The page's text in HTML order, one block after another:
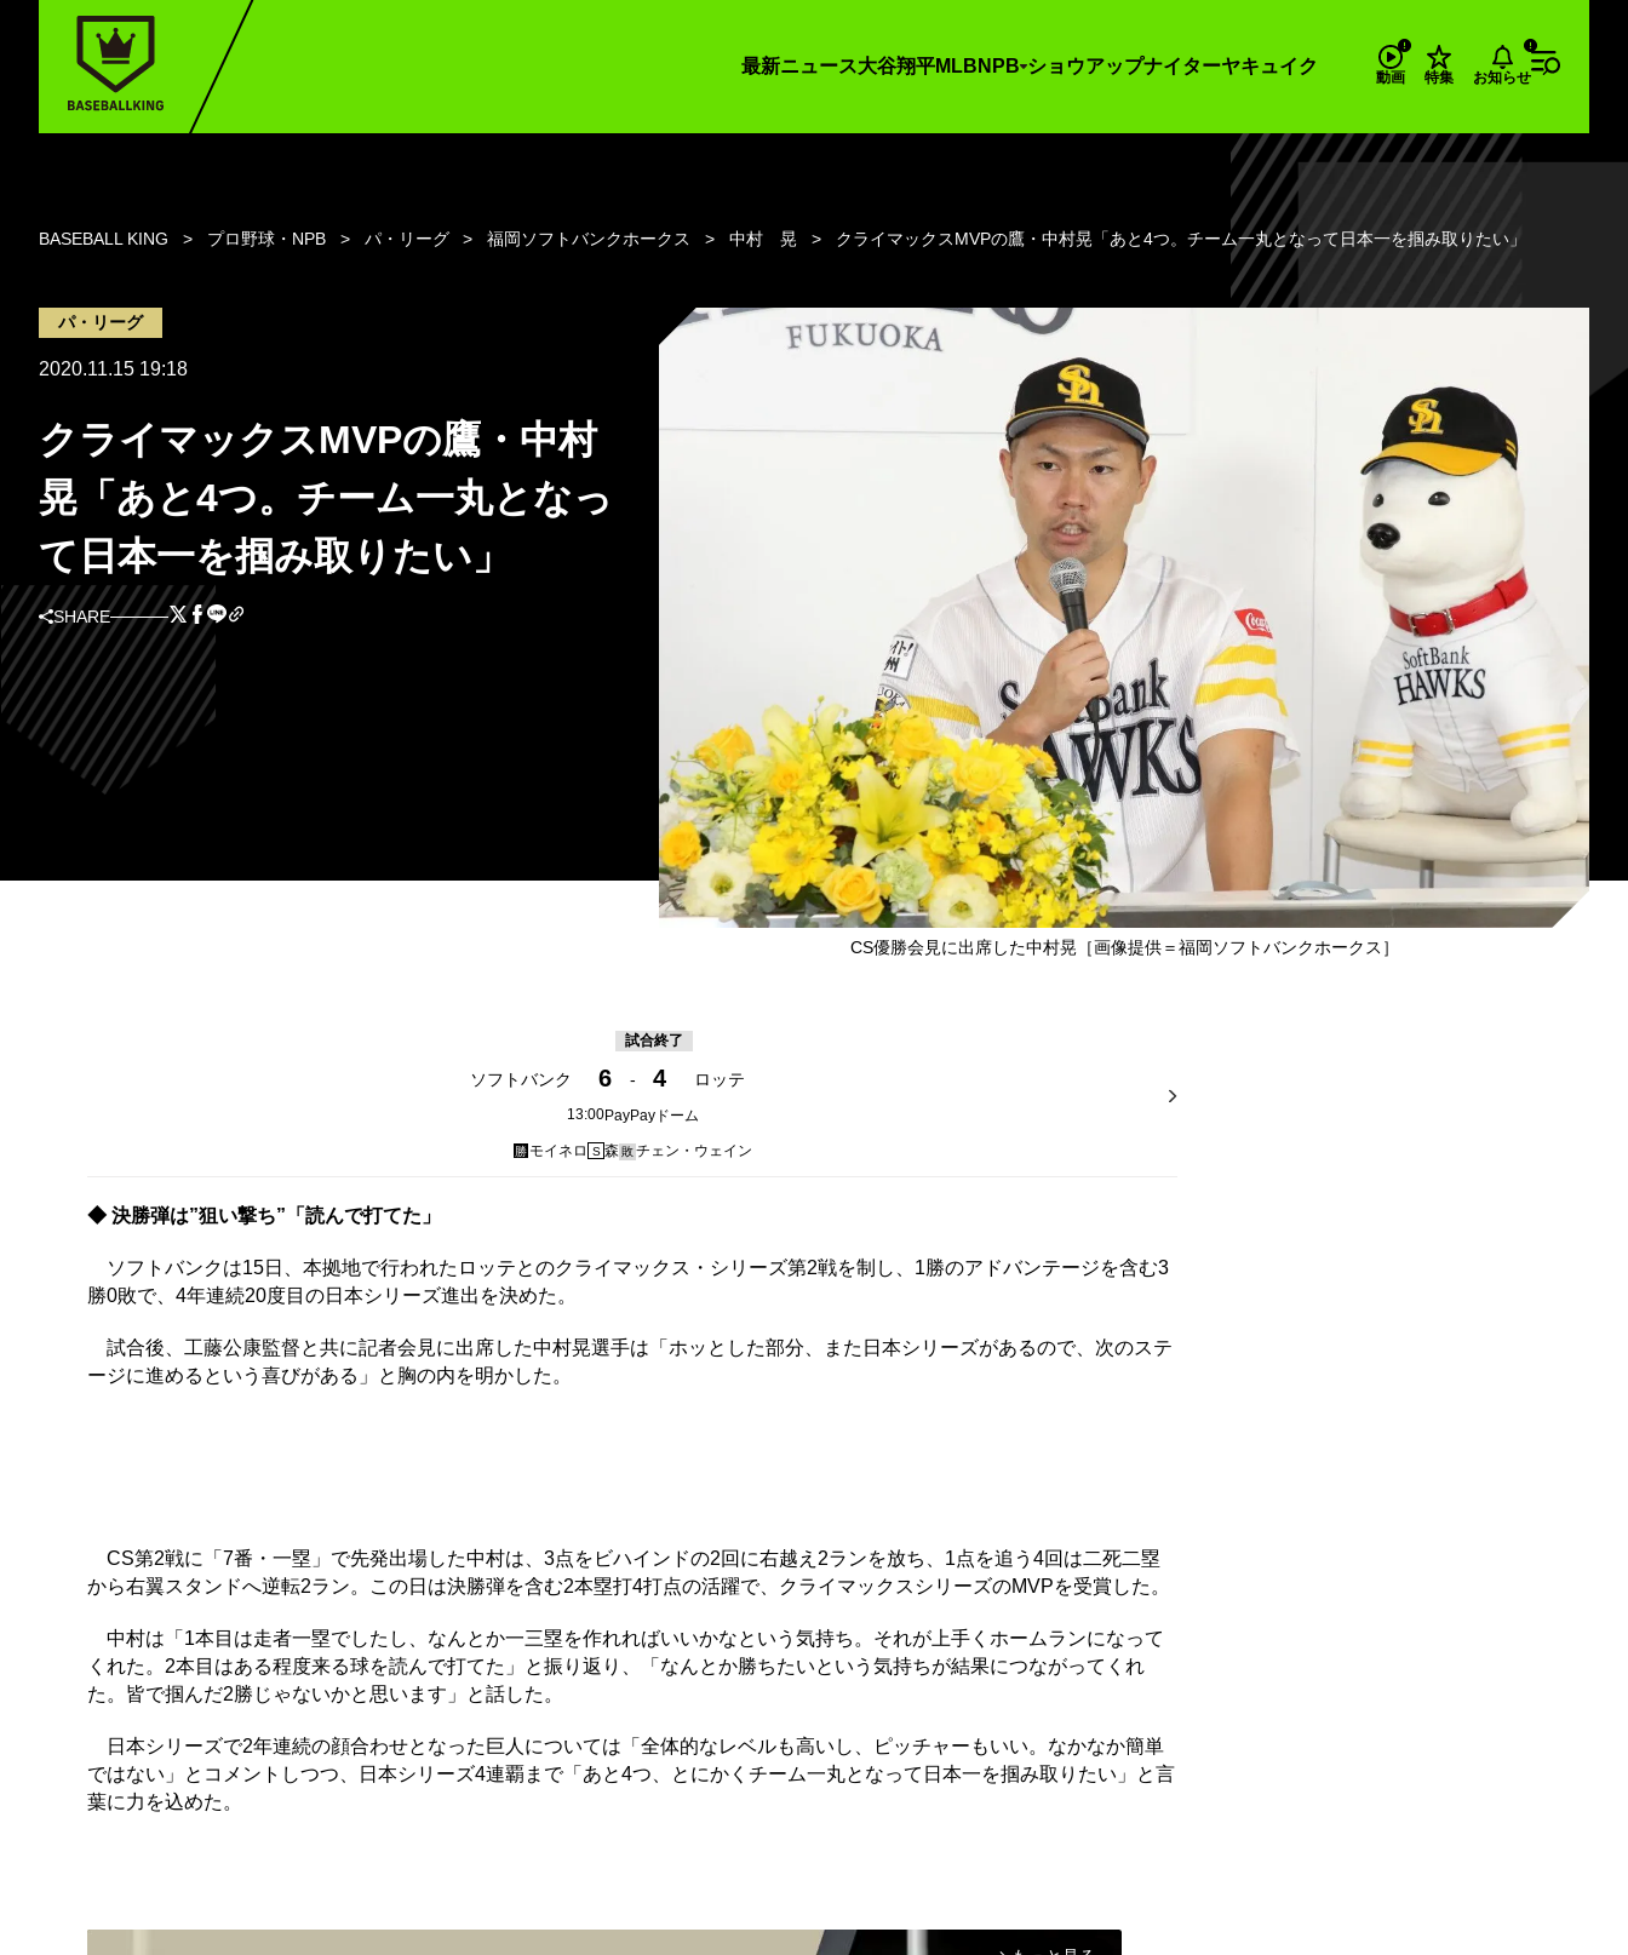
最新ニュース大谷翔平MLB NPB ショウアップナイターヤキュイク
動画 特集 お知らせ
BASEBALL KING プロ野球・NPB パ・リーグ 福岡ソフトバンクホークス 中村 晃 クライマックスMVPの鷹・中村晃「あと4つ。チーム一丸となって日本一を掴み取りたい」
パ・リーグ
2020.11.15 19:18
クライマックスMVPの鷹・中村
晃「あと4つ。チーム一丸となっ
て日本一を掴み取りたい」
SHARE
CS優勝会見に出席した中村晃［画像提供＝福岡ソフトバンクホークス］
試合終了
ソフトバンク 6 - 4 ロッテ
13:00PayPayドーム
勝 モイネロ S 森敗チェン・ウェイン
◆ 決勝弾は”狙い撃ち”「読んで打てた」
ソフトバンクは15日、本拠地で行われたロッテとのクライマックス・シリーズ第2戦を制し、1勝のアドバンテージを含む3
勝0敗で、4年連続20度目の日本シリーズ進出を決めた。
試合後、工藤公康監督と共に記者会見に出席した中村晃選手は「ホッとした部分、また日本シリーズがあるので、次のステ
ージに進めるという喜びがある」と胸の内を明かした。
CS第2戦に「7番・一塁」で先発出場した中村は、3点をビハインドの2回に右越え2ランを放ち、1点を追う4回は二死二塁
から右翼スタンドへ逆転2ラン。この日は決勝弾を含む2本塁打4打点の活躍で、クライマックスシリーズのMVPを受賞した。
中村は「1本目は走者一塁でしたし、なんとか一三塁を作れればいいかなという気持ち。それが上手くホームランになって
くれた。2本目はある程度来る球を読んで打てた」と振り返り、「なんとか勝ちたいという気持ちが結果につながってくれ
た。皆で掴んだ2勝じゃないかと思います」と話した。
日本シリーズで2年連続の顔合わせとなった巨人については「全体的なレベルも高いし、ピッチャーもいい。なかなか簡単
ではない」とコメントしつつ、日本シリーズ4連覇まで「あと4つ、とにかくチーム一丸となって日本一を掴み取りたい」と言
葉に力を込めた。